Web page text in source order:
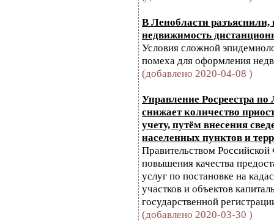
В Ленобласти
недвижимость
Условия сложной
помеха для оформления
(добавлено 2020-04-08 )
Управление Росреестра
снижает количество
учету, путём внесения
населенных пунктов и
Правительством
повышения качества
услуг по постановке на
участков и объектов
государственной
(добавлено 2020-03-30 )